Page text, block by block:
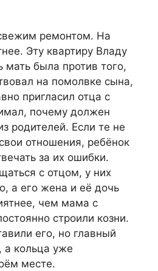
ремонтом. На
Эту квартиру Владу
мать была против того,
на помолвке сына,
пригласил отца с
почему должен
родителей. Если те не
отношения, ребёнок
за их ошибки.
с отцом, у них
а его жена и её дочь
чем мама с
строили козни.
его, но главный
а кольца уже
месте.